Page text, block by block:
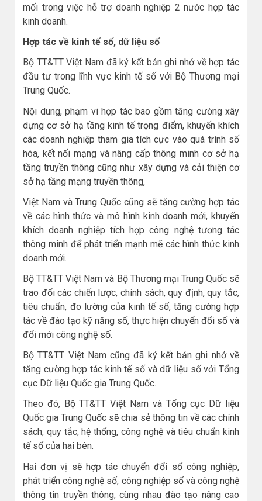
mối trong việc hỗ trợ doanh nghiệp 2 nước hợp tác
kinh doanh.
Hợp tác về kinh tế số, dữ liệu số
Bộ TT&TT Việt Nam đã ký kết bản ghi nhớ về hợp tác
đầu tư trong lĩnh vực kinh tế số với Bộ Thương mại
Trung Quốc.
Nội dung, phạm vi hợp tác bao gồm tăng cường xây
dựng cơ sở hạ tầng kinh tế trọng điểm, khuyến khích
các doanh nghiệp tham gia tích cực vào quá trình số
hóa, kết nối mạng và nâng cấp thông minh cơ sở hạ
tầng truyền thông cũng như xây dựng và cải thiện cơ
sở hạ tầng mạng truyền thông,
Việt Nam và Trung Quốc cũng sẽ tăng cường hợp tác
về các hình thức và mô hình kinh doanh mới, khuyến
khích doanh nghiệp tích hợp công nghệ tương tác
thông minh để phát triển mạnh mẽ các hình thức kinh
doanh mới.
Bộ TT&TT Việt Nam và Bộ Thương mại Trung Quốc sẽ
trao đổi các chiến lược, chính sách, quy định, quy tắc,
tiêu chuẩn, đo lường của kinh tế số, tăng cường hợp
tác về đào tạo kỹ năng số, thực hiện chuyển đổi số và
đổi mới công nghệ số.
Bộ TT&TT Việt Nam cũng đã ký kết bản ghi nhớ về
tăng cường hợp tác kinh tế số và dữ liệu số với Tổng
cục Dữ liệu Quốc gia Trung Quốc.
Theo đó, Bộ TT&TT Việt Nam và Tổng cục Dữ liệu
Quốc gia Trung Quốc sẽ chia sẻ thông tin về các chính
sách, quy tắc, hệ thống, công nghệ và tiêu chuẩn kinh
tế số của hai bên.
Hai đơn vị sẽ hợp tác chuyển đổi số công nghiệp,
phát triển công nghệ số, công nghiệp số và công nghệ
thông tin truyền thông, cùng nhau đào tạo nâng cao